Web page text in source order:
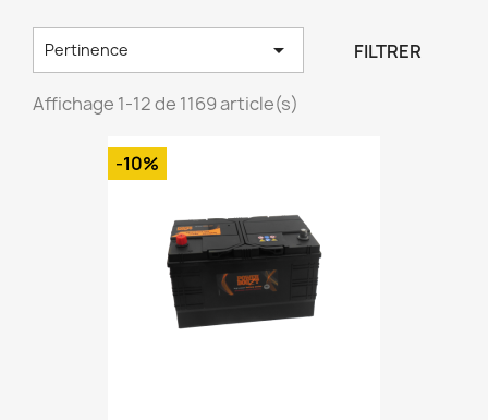
Pertinence  FILTRER
Affichage 1-12 de 1169 article(s)
-10%